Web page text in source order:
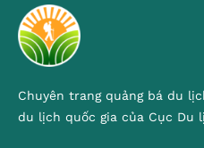
Chuyên trang quảng bá du
du lịch quốc gia của Cục Du